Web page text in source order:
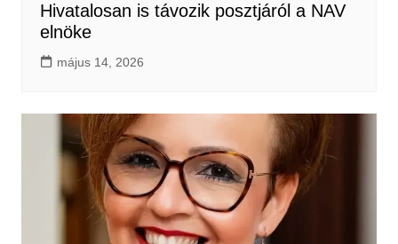
Hivatalosan is távozik posztjáról a NAV
elnöke
május 14, 2026